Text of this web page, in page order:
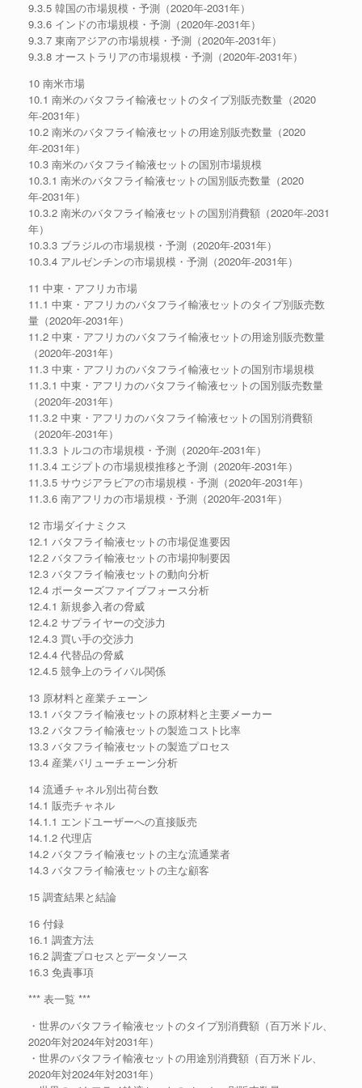
9.3.5 韓国の市場規模・予測（2020年-2031年）
9.3.6 インドの市場規模・予測（2020年-2031年）
9.3.7 東南アジアの市場規模・予測（2020年-2031年）
9.3.8 オーストラリアの市場規模・予測（2020年-2031年）
10 南米市場
10.1 南米のバタフライ輸液セットのタイプ別販売数量（2020
年-2031年）
10.2 南米のバタフライ輸液セットの用途別販売数量（2020
年-2031年）
10.3 南米のバタフライ輸液セットの国別市場規模
10.3.1 南米のバタフライ輸液セットの国別販売数量（2020
年-2031年）
10.3.2 南米のバタフライ輸液セットの国別消費額（2020年-2031
年）
10.3.3 ブラジルの市場規模・予測（2020年-2031年）
10.3.4 アルゼンチンの市場規模・予測（2020年-2031年）
11 中東・アフリカ市場
11.1 中東・アフリカのバタフライ輸液セットのタイプ別販売数
量（2020年-2031年）
11.2 中東・アフリカのバタフライ輸液セットの用途別販売数量
（2020年-2031年）
11.3 中東・アフリカのバタフライ輸液セットの国別市場規模
11.3.1 中東・アフリカのバタフライ輸液セットの国別販売数量
（2020年-2031年）
11.3.2 中東・アフリカのバタフライ輸液セットの国別消費額
（2020年-2031年）
11.3.3 トルコの市場規模・予測（2020年-2031年）
11.3.4 エジプトの市場規模推移と予測（2020年-2031年）
11.3.5 サウジアラビアの市場規模・予測（2020年-2031年）
11.3.6 南アフリカの市場規模・予測（2020年-2031年）
12 市場ダイナミクス
12.1 バタフライ輸液セットの市場促進要因
12.2 バタフライ輸液セットの市場抑制要因
12.3 バタフライ輸液セットの動向分析
12.4 ポーターズファイブフォース分析
12.4.1 新規参入者の脅威
12.4.2 サプライヤーの交渉力
12.4.3 買い手の交渉力
12.4.4 代替品の脅威
12.4.5 競争上のライバル関係
13 原材料と産業チェーン
13.1 バタフライ輸液セットの原材料と主要メーカー
13.2 バタフライ輸液セットの製造コスト比率
13.3 バタフライ輸液セットの製造プロセス
13.4 産業バリューチェーン分析
14 流通チャネル別出荷台数
14.1 販売チャネル
14.1.1 エンドユーザーへの直接販売
14.1.2 代理店
14.2 バタフライ輸液セットの主な流通業者
14.3 バタフライ輸液セットの主な顧客
15 調査結果と結論
16 付録
16.1 調査方法
16.2 調査プロセスとデータソース
16.3 免責事項
*** 表一覧 ***
・世界のバタフライ輸液セットのタイプ別消費額（百万米ドル、
2020年対2024年対2031年）
・世界のバタフライ輸液セットの用途別消費額（百万米ドル、
2020年対2024年対2031年）